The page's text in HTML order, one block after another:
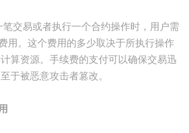
交易或者执行一个合约操作时，用户需
用。这个费用的多少取决于所执行操作
算资源。手续费的支付可以确保交易迅
于被恶意攻击者篡改。